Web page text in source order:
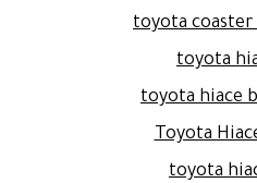
toyota
toyota
toyota hiace
Toyota
toyota